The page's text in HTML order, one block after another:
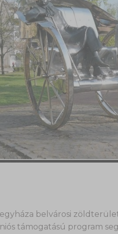
belvárosi
támogatású program